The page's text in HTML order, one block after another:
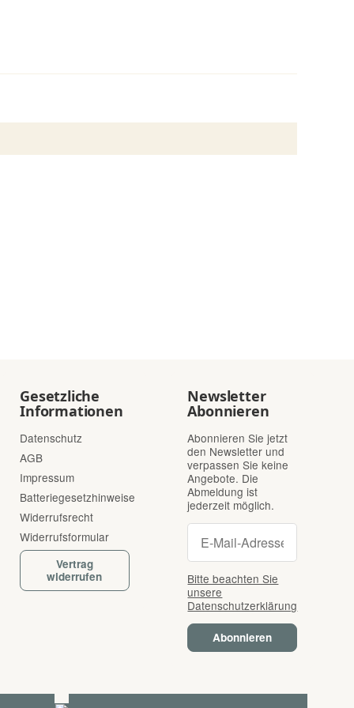
Gesetzliche
Informationen
Datenschutz
AGB
Impressum
Batteriegesetzhinweise
Widerrufsrecht
Widerrufsformular
Vertrag
widerrufen
Newsletter
Abonnieren
Abonnieren Sie jetzt
den Newsletter und
verpassen Sie keine
Angebote. Die
Abmeldung ist
jederzeit möglich.
Newsletter
Newsletter Abonnieren
Bitte beachten Sie
unsere
Datenschutzerklärung
Abonnieren